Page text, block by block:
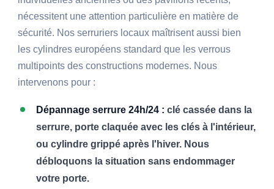
nécessitent une attention particulière en matière de
sécurité. Nos serruriers locaux maîtrisent aussi bien
les cylindres européens standard que les verrous
multipoints des constructions modernes. Nous
intervenons pour :
Dépannage serrure 24h/24 : clé cassée dans la
serrure, porte claquée avec les clés à l'intérieur,
ou cylindre grippé après l'hiver. Nous
débloquons la situation sans endommager
votre porte.